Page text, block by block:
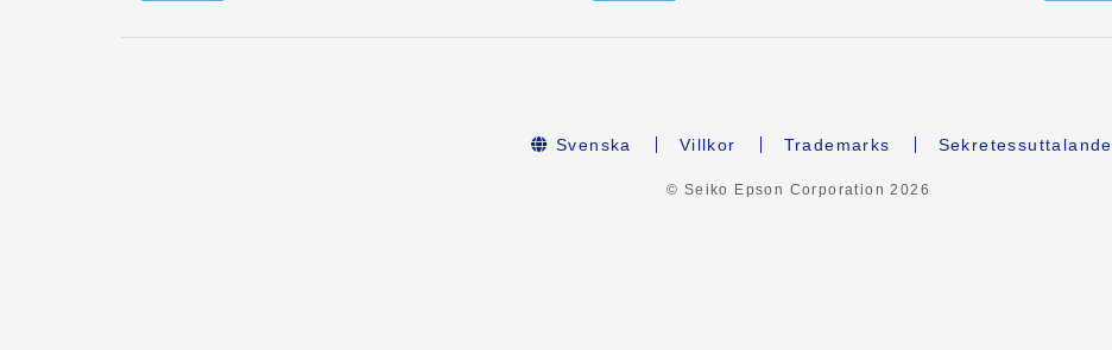
Svenska Villkor Trademarks Sekretessuttalande
© Seiko Epson Corporation 2026